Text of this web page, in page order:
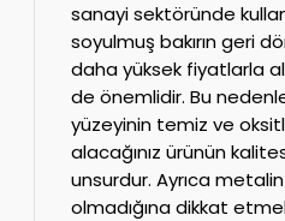
sanayi sektöründe
soyulmuş bakırın geri
daha yüksek fiyatlarla
de önemlidir. Bu
yüzeyinin temiz ve
alacağınız ürünün
unsurdur. Ayrıca metalin
olmadığına dikkat